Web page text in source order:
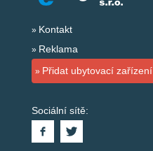
Kontakt
Reklama
Přidat ubytovací zařízení
Sociální sítě: